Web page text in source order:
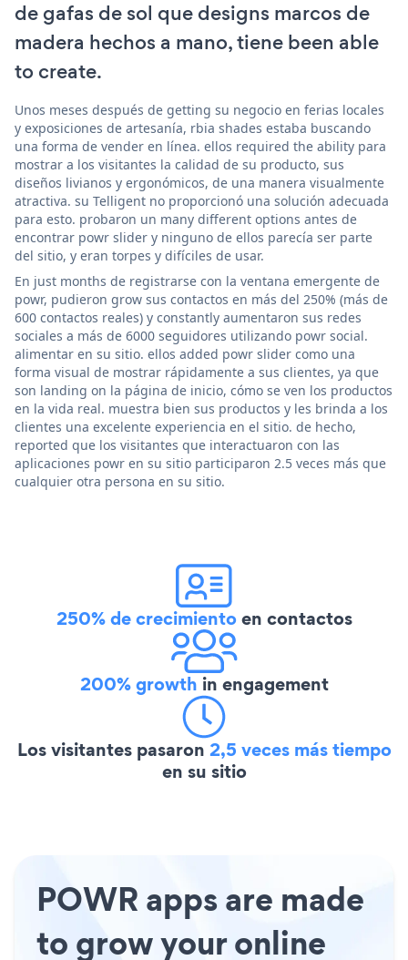
de gafas de sol que designs marcos de
madera hechos a mano, tiene been able
to create.
Unos meses después de getting su negocio en ferias locales
y exposiciones de artesanía, rbia shades estaba buscando
una forma de vender en línea. ellos required the ability para
mostrar a los visitantes la calidad de su producto, sus
diseños livianos y ergonómicos, de una manera visualmente
atractiva. su Telligent no proporcionó una solución adecuada
para esto. probaron un many different options antes de
encontrar powr slider y ninguno de ellos parecía ser parte
del sitio, y eran torpes y difíciles de usar.
En just months de registrarse con la ventana emergente de
powr, pudieron grow sus contactos en más del 250% (más de
600 contactos reales) y constantly aumentaron sus redes
sociales a más de 6000 seguidores utilizando powr social.
alimentar en su sitio. ellos added powr slider como una
forma visual de mostrar rápidamente a sus clientes, ya que
son landing on la página de inicio, cómo se ven los productos
en la vida real. muestra bien sus productos y les brinda a los
clientes una excelente experiencia en el sitio. de hecho,
reported que los visitantes que interactuaron con las
aplicaciones powr en su sitio participaron 2.5 veces más que
cualquier otra persona en su sitio.
250% de crecimientoen contactos
200% growth in engagement
Los visitantes pasaron 2,5 veces más tiempo
en su sitio
POWR apps are made
to grow your online